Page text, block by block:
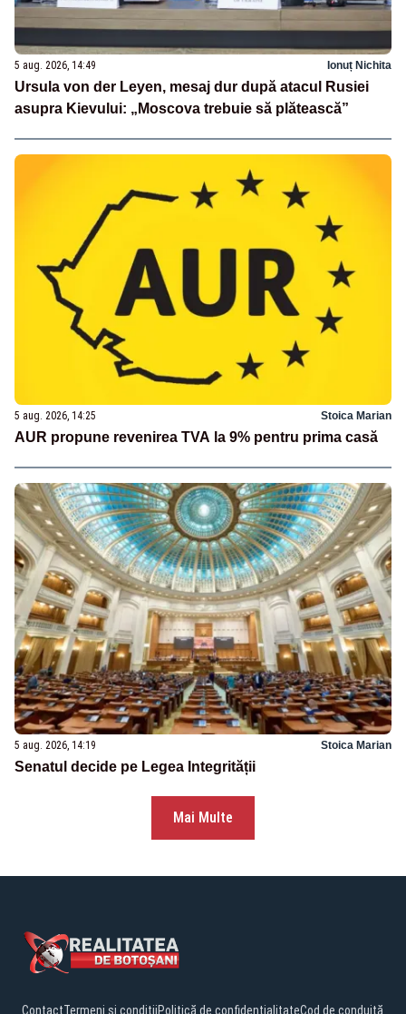
5 aug. 2026, 14:49 Ionuț Nichita
Ursula von der Leyen, mesaj dur după atacul Rusiei
asupra Kievului: „Moscova trebuie să plătească”
5 aug. 2026, 14:25 Stoica Marian
AUR propune revenirea TVA la 9% pentru prima casă
5 aug. 2026, 14:19 Stoica Marian
Senatul decide pe Legea Integrității
Mai Multe
ContactTermeni și condițiiPolitică de confidențialitateCod de conduită